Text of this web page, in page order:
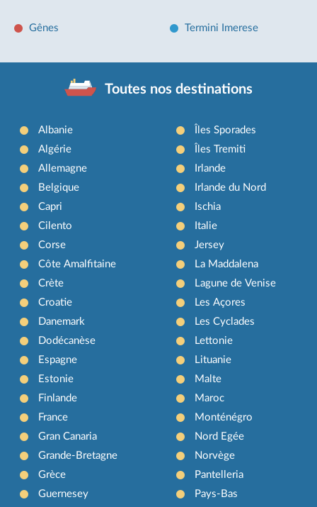
Gênes Termini Imerese
Toutes nos destinations
Albanie
Algérie
Allemagne
Belgique
Capri
Cilento
Corse
Côte Amalfitaine
Crète
Croatie
Danemark
Dodécanèse
Espagne
Estonie
Finlande
France
Gran Canaria
Grande-Bretagne
Grèce
Guernesey
Îles Sporades
Îles Tremiti
Irlande
Irlande du Nord
Ischia
Italie
Jersey
La Maddalena
Lagune de Venise
Les Açores
Les Cyclades
Lettonie
Lituanie
Malte
Maroc
Monténégro
Nord Egée
Norvège
Pantelleria
Pays-Bas